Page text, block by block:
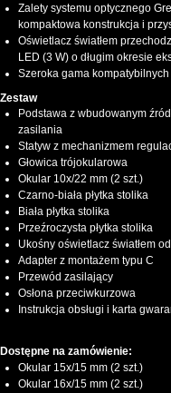
Zalety systemu optycznego
kompaktowa konstrukcja i
Oświetlacz światłem
LED (3 W) o długim okresie
Szeroka gama
Zestaw
Podstawa z wbudowanym
zasilania
Statyw z mechanizmem
Głowica trójokularowa
Okular 10x/22 mm (2 szt.)
Czarno-biała płytka stolika
Biała płytka stolika
Przeźroczysta płytka stolika
Ukośny oświetlacz światłem
Adapter z montażem typu C
Przewód zasilający
Osłona przeciwkurzowa
Instrukcja obsługi i karta
Dostępne na zamówienie:
Okular 15x/15 mm (2 szt.)
Okular 16x/15 mm (2 szt.)